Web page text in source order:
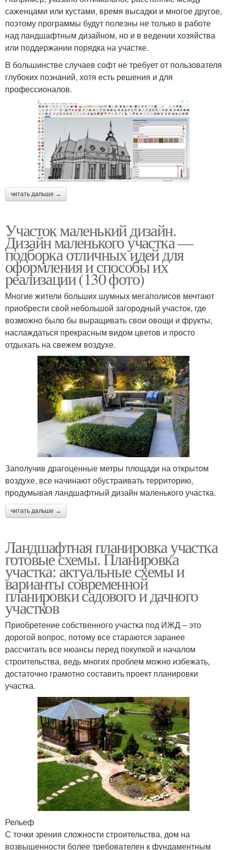
саженцами или кустами, время высадки и многое другое,
поэтому программы будут полезны не только в работе
над ландшафтным дизайном, но и в ведении хозяйства
или поддержании порядка на участке.
В большинстве случаев софт не требует от пользователя
глубоких познаний, хотя есть решения и для
профессионалов.
читать дальше →
Участок маленький дизайн.
Дизайн маленького участка —
подборка отличных идей для
оформления и способы их
реализации (130 фото)
Многие жители больших шумных мегаполисов мечтают
приобрести свой небольшой загородный участок, где
возможно было бы выращивать свои овощи и фрукты,
наслаждаться прекрасным видом цветов и просто
отдыхать на свежем воздухе.
Заполучив драгоценные метры площади на открытом
воздухе, все начинают обустраивать территорию,
продумывая ландшафтный дизайн маленького участка.
читать дальше →
Ландшафтная планировка участка
готовые схемы. Планировка
участка: актуальные схемы и
варианты современной
планировки садового и дачного
участков
Приобретение собственного участка под ИЖД – это
дорогой вопрос, потому все стараются заранее
рассчитать все нюансы перед покупкой и началом
строительства, ведь многих проблем можно избежать,
достаточно грамотно составить проект планировки
участка.
Рельеф
С точки зрения сложности строительства, дом на
возвышенности более требователен к фундаментным